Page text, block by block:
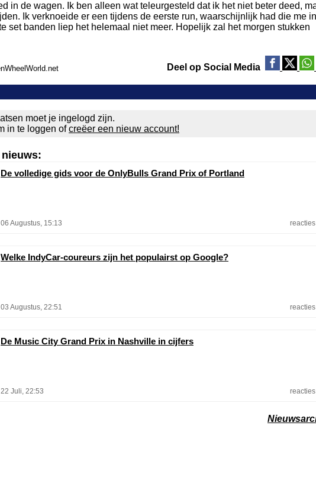
in de wagen. Ik ben alleen wat teleurgesteld dat ik het niet beter deed,
Ik verknoeide er een tijdens de eerste run, waarschijnlijk had die me
set banden liep het helemaal niet meer. Hopelijk zal het morgen stukken
Deel op Social Media
moet je ingelogd zijn.
in te loggen ofcreëer een nieuw account!
De volledige gids voor de OnlyBulls Grand Prix of Portland
06 Augustus, 15:13
Welke IndyCar-coureurs zijn het populairst op Google?
03 Augustus, 22:51
De Music City Grand Prix in Nashville in cijfers
22 Juli, 22:53